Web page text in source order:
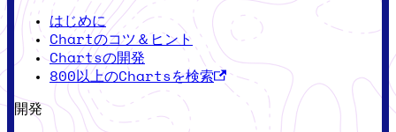
はじめに
Chartのコツ＆ヒント
Chartsの開発
800以上のChartsを検索
開発